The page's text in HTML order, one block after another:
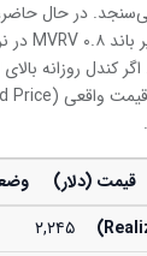
کندل روزانه
قیمت (دلار)
۲,۲۴۵